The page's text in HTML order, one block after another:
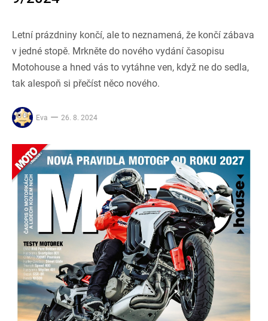
Letní prázdniny končí, ale to neznamená, že končí zábava
v jedné stopě. Mrkněte do nového vydání časopisu
Motohouse a hned vás to vytáhne ven, když ne do sedla,
tak alespoň si přečíst něco nového.
Eva 26. 8. 2024